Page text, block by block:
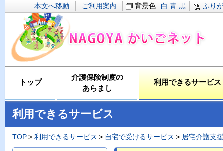
本文へ移動 ご利用案内 背景色 白 青 黒 ふり
トップ
介護保険制度の
あらまし
利用できるサービス
利用できるサービス
TOP 利用できるサービス 自宅で受けるサービス 居宅介護支